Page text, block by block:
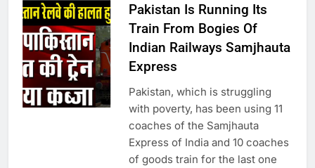
Pakistan Is Running Its
Train From Bogies Of
Indian Railways Samjhauta
Express
Pakistan, which is struggling
with poverty, has been using 11
coaches of the Samjhauta
Express of India and 10 coaches
of goods train for the last one
6
उत्तर प्रदेश में गांवों में बढ़ेंगी सुविधाएं: 67%
बढ़ा पंचायतों का बजट
गाजा युद्धविराम को लेकर बड़ी खबरें